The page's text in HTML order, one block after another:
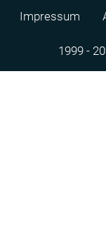
Impressum
1999 -